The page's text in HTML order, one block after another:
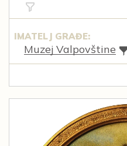
IMATELJ GRAĐE:
Muzej Valpovštine